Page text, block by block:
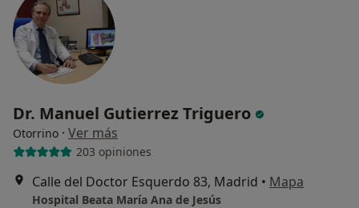
Dr. Manuel Gutierrez Triguero
Otorrino · Ver más
203 opiniones
Calle del Doctor Esquerdo 83, Madrid • Mapa
Hospital Beata María Ana de Jesús